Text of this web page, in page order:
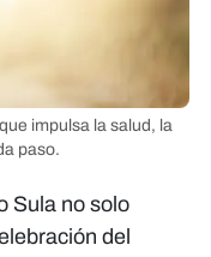
impulsa la salud, la
paso.
Sula no solo
del